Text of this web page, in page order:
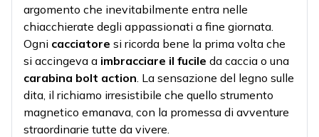
argomento che inevitabilmente entra nelle
chiacchierate degli appassionati a fine giornata.
Ogni cacciatore si ricorda bene la prima volta che
si accingeva a imbracciare il fucile da caccia o una
carabina bolt action. La sensazione del legno sulle
dita, il richiamo irresistibile che quello strumento
magnetico emanava, con la promessa di avventure
straordinarie tutte da vivere.